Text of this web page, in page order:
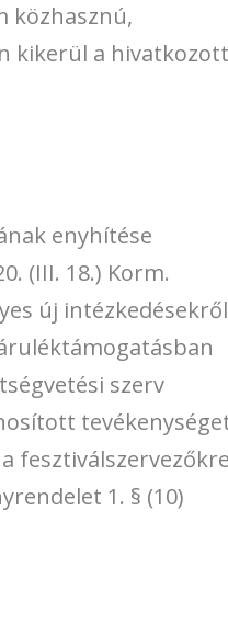
közhasznú,
kikerül a
enyhítése
(III. 18.) Korm.
új intézkedésekről
szerv
1. § (10)